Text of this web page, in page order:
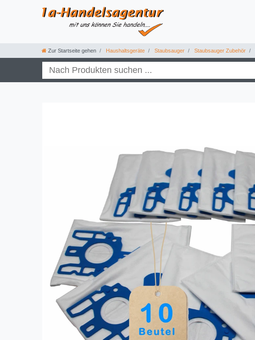
Zur Startseite gehen Haushaltsgeräte Staubsauger Staubsauger Zubehör